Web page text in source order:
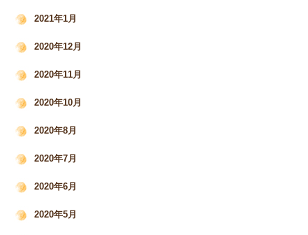
2021年1月
2020年12月
2020年11月
2020年10月
2020年8月
2020年7月
2020年6月
2020年5月